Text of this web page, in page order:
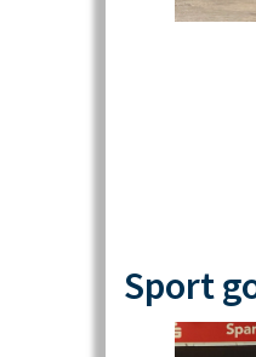
Sport